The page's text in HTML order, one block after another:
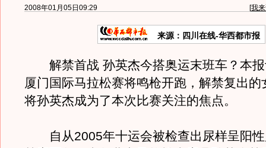
2008年01月05日09:29 [我
来源：四川在线-华西都市报
解禁首战 孙英杰今搭奥运末班车？本报
厦门国际马拉松赛将鸣枪开跑，解禁复出的
将孙英杰成为了本次比赛关注的焦点。
自从2005年十运会被检查出尿样呈阳性